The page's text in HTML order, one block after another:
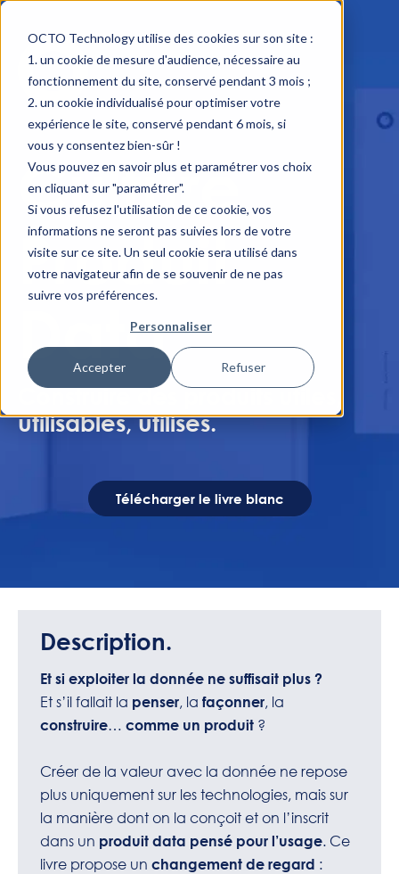
OCTO Technology utilise des cookies sur son site :
un cookie de mesure d'audience, nécessaire au
fonctionnement du site, conservé pendant 3 mois ;
un cookie individualisé pour optimiser votre
expérience le site, conservé pendant 6 mois, si
vous y consentez bien-sûr !
Vous pouvez en savoir plus et paramétrer vos choix
en cliquant sur "paramétrer".
Si vous refusez l'utilisation de ce cookie, vos
informations ne seront pas suivies lors de votre
visite sur ce site. Un seul cookie sera utilisé dans
votre navigateur afin de se souvenir de ne pas
suivre vos préférences.
Personnaliser
Accepter Refuser
Culture
Produit
Data
Construire des produits utiles,
utilisables, utilisés.
Télécharger le livre blanc
Description.
Et si exploiter la donnée ne suffisait plus ?
Et s’il fallait la penser, la façonner, la
construire… comme un produit ?
Créer de la valeur avec la donnée ne repose
plus uniquement sur les technologies, mais sur
la manière dont on la conçoit et on l’inscrit
dans un produit data pensé pour l’usage. Ce
livre propose un changement de regard :